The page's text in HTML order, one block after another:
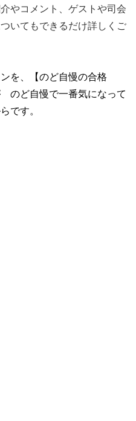
やコメント、ゲストや司会
いてもできるだけ詳しくご
を、【のど自慢の合格
ど自慢で一番気になって
です。